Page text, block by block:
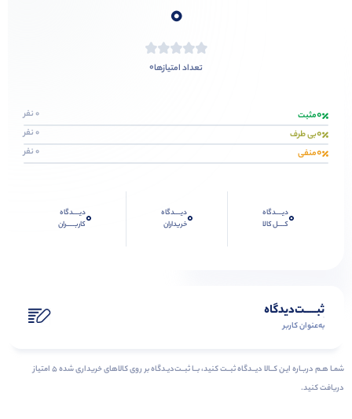
0
تعداد امتیازها0
0مثبت 0 نفر
0بی طرف 0 نفر
0منفی 0 نفر
0دیــــدگاه
کــــل کالا
0دیــــدگاه
خریداران
0دیــــدگاه
کاربـــــران
ثبـــــت‌دیدگاه
به‌عنوان کاربر
شمـا هـم دربـاره ایـن کــالا دیــدگاه ثبــت کنید، بــا ثبــت‌دیـدگاه بر روی کالاهای خریداری شده ۵ امتیاز
دریافت کنید.